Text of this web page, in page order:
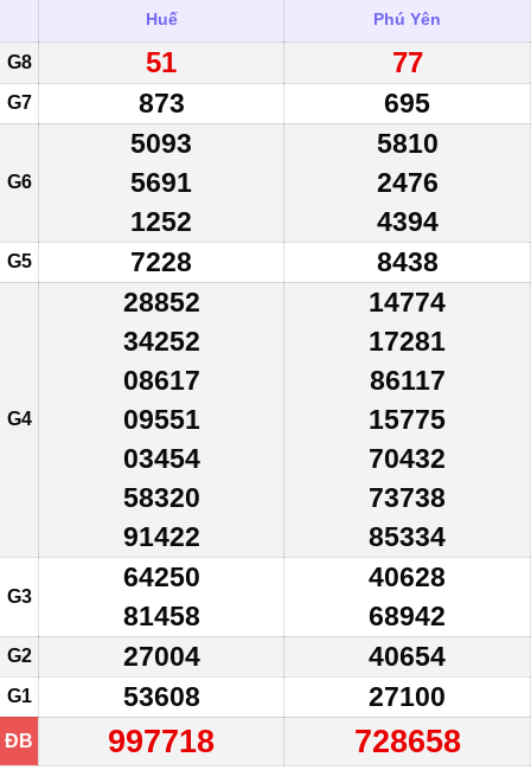
Huế Phú Yên
G8 51 77
G7 873 695
G6
5093
5691
1252
5810
2476
4394
G5 7228 8438
G4
28852
34252
08617
09551
03454
58320
91422
14774
17281
86117
15775
70432
73738
85334
G3
64250
81458
40628
68942
G2 27004 40654
G1 53608 27100
ĐB 997718 728658